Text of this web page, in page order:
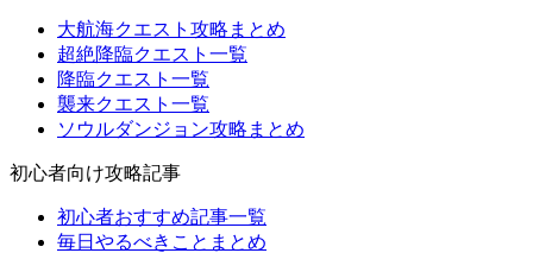
大航海クエスト攻略まとめ
超絶降臨クエスト一覧
降臨クエスト一覧
襲来クエスト一覧
ソウルダンジョン攻略まとめ
初心者向け攻略記事
初心者おすすめ記事一覧
毎日やるべきことまとめ